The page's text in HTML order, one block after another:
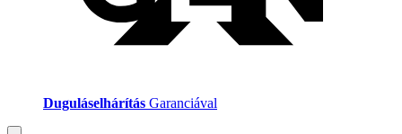
Duguláselhárítás Garanciával